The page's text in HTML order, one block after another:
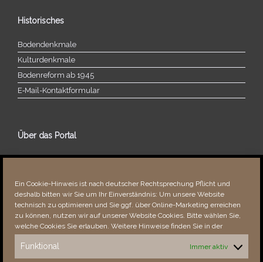
Ein Cookie-Hinweis ist nach deutscher Rechtsprechung Pflicht und
deshalb bitten wir Sie um Ihr Einverständnis: Um unsere Website
technisch zu optimieren und Sie ggf. über Online-Marketing erreichen
zu können, nutzen wir auf unserer Website Cookies. Bitte wählen Sie,
welche Cookies Sie erlauben. Weitere Hinweise finden Sie in der
Funktional Immer aktiv
Historisches
Bodendenkmale
Kulturdenkmale
Bodenreform ab 1945
E‑Mail-​​Kontaktformular
Über das Portal
Über dieses Portal
Fehler bemerkt?
Besucher seit 08/​2021